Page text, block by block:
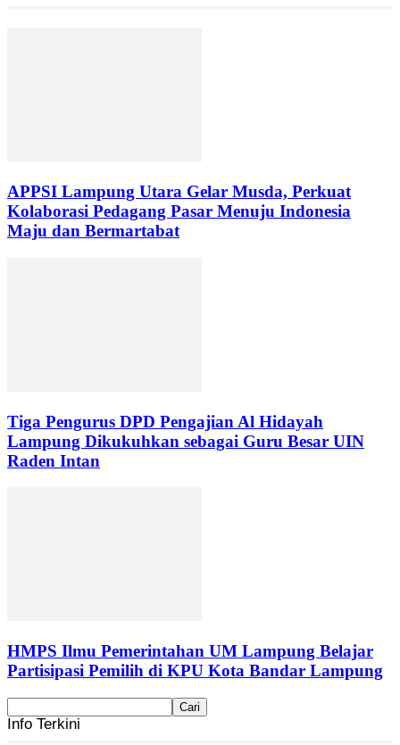
APPSI Lampung Utara Gelar Musda, Perkuat
Kolaborasi Pedagang Pasar Menuju Indonesia
Maju dan Bermartabat
Tiga Pengurus DPD Pengajian Al Hidayah
Lampung Dikukuhkan sebagai Guru Besar UIN
Raden Intan
HMPS Ilmu Pemerintahan UM Lampung Belajar
Partisipasi Pemilih di KPU Kota Bandar Lampung
Info Terkini